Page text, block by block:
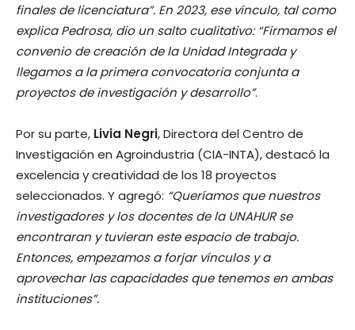
finales de licenciatura”. En 2023, ese vínculo, tal como
explica Pedrosa, dio un salto cualitativo: “Firmamos el
convenio de creación de la Unidad Integrada y
llegamos a la primera convocatoria conjunta a
proyectos de investigación y desarrollo”.
Por su parte, Livia Negri, Directora del Centro de
Investigación en Agroindustria (CIA-INTA), destacó la
excelencia y creatividad de los 18 proyectos
seleccionados. Y agregó: “Queríamos que nuestros
investigadores y los docentes de la UNAHUR se
encontraran y tuvieran este espacio de trabajo.
Entonces, empezamos a forjar vínculos y a
aprovechar las capacidades que tenemos en ambas
instituciones”.